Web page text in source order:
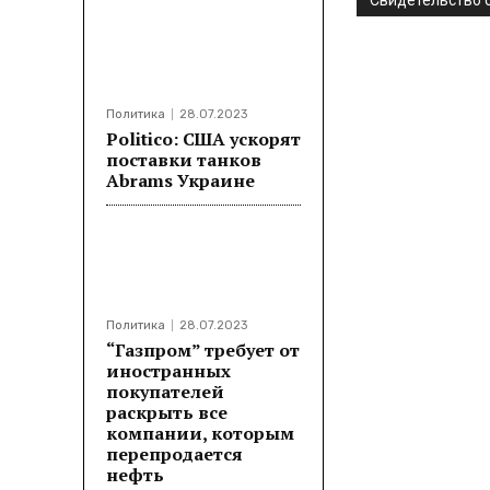
Политика 28.07.2023
Politico: США ускорят
поставки танков
Abrams Украине
Политика 28.07.2023
“Газпром” требует от
иностранных
покупателей
раскрыть все
компании, которым
перепродается
нефть